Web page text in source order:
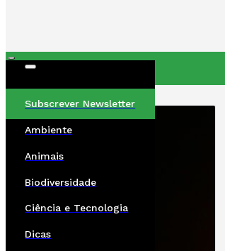
Subscrever Newsletter
Ambiente
Animais
Biodiversidade
Ciência e Tecnologia
Dicas